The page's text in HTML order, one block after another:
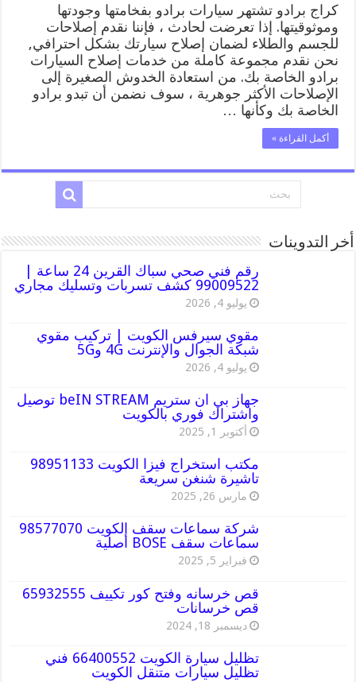
كراج برادو تشتهر سيارات برادو بفخامتها وجودتها
وموثوقيتها. إذا تعرضت لحادث ، فإننا نقدم إصلاحات
للجسم والطلاء لضمان إصلاح سيارتك بشكل احترافي,
نحن نقدم مجموعة كاملة من خدمات إصلاح السيارات
برادو الخاصة بك. من استعادة الخدوش الصغيرة إلى
الإصلاحات الأكثر جوهرية ، سوف نضمن أن تبدو برادو
الخاصة بك وكأنها …
أكمل القراءة »
أخر التدوينات
رقم فني صحي سباك القرين 24 ساعة |
99009522 كشف تسربات وتسليك مجاري
يوليو 4, 2026
مقوي سيرفس الكويت | تركيب مقوي
شبكة الجوال والإنترنت 4G و5G
يوليو 4, 2026
جهاز بي ان ستريم beIN STREAM توصيل
واشتراك فوري بالكويت
أكتوبر 1, 2025
مكتب استخراج فيزا الكويت 98951133
تاشيرة شنغن سريعة
مارس 26, 2025
شركة سماعات سقف الكويت 98577070
سماعات سقف BOSE أصلية
فبراير 5, 2025
قص خرسانه وفتح كور تكييف 65932555
قص خرسانات
ديسمبر 18, 2024
تظليل سيارة الكويت 66400552 فني
تظليل سيارات متنقل الكويت